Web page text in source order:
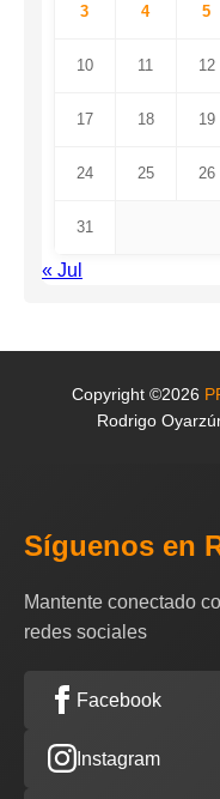
3 4 5
10 11 12
17 18 19
24 25 26
31
« Jul
Copyright ©2026
Rodrigo
Síguenos en
Mantente conectado
redes sociales
Facebook
Instagram